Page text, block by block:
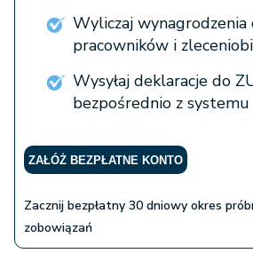
Wyliczaj wynagrodzenia
pracowników i
Wysyłaj deklaracje do
bezpośrednio z systemu
ZAŁÓŻ BEZPŁATNE KONTO
Zacznij bezpłatny 30 dniowy okres
zobowiązań